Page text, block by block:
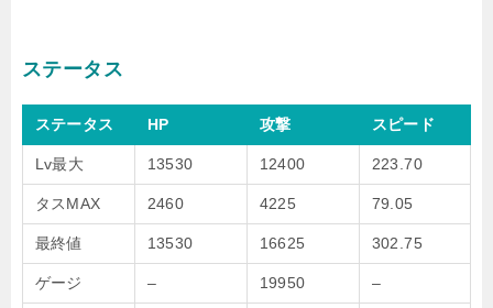
ステータス
ステータス HP 攻撃 スピード
Lv最大 13530 12400 223.70
タスMAX 2460 4225 79.05
最終値 13530 16625 302.75
ゲージ – 19950 –